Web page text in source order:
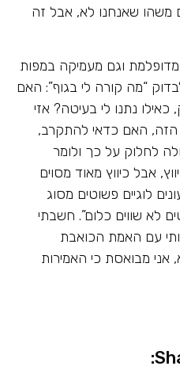
משהו שאנחנו לא, אבל זה
וגם מעמיקה במפות
“מה קורה לי בגוף”: האם
כאילו נתנו לי בעיטה? אזי
האם כדאי להתקרב,
לחלוק על כך ולומר
אבל כיווץ מאוד מסוים
לוגיים פשוטים מסוג
לא שווים כלום”. חשבתי
עם האמת הכואבת
מבואסת כי האמירות